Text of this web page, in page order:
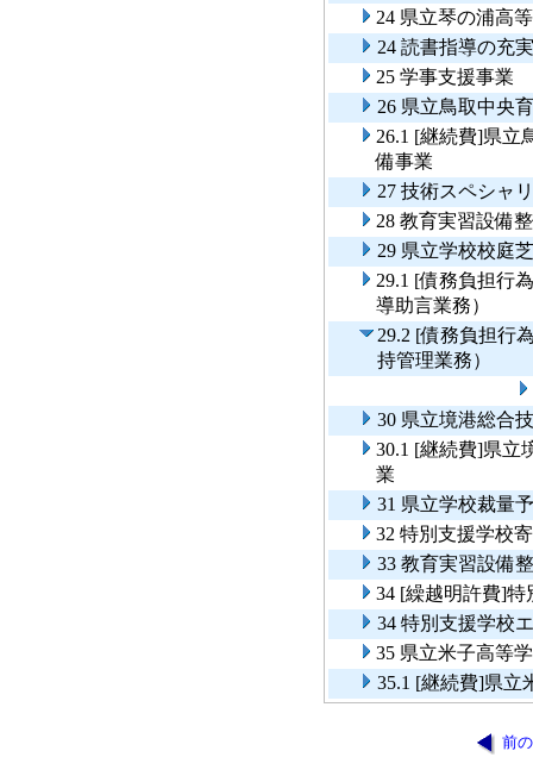
24 県立琴の浦高
24 読書指導の充
25 学事支援事業
26 県立鳥取中央
26.1 [継続費]県立
備事業
27 技術スペシャ
28 教育実習設備
29 県立学校校庭
29.1 [債務負担行
導助言業務）
29.2 [債務負担行
持管理業務）
30 県立境港総合
30.1 [継続費]県立
業
31 県立学校裁量
32 特別支援学校
33 教育実習設備
34 [繰越明許費]
34 特別支援学校
35 県立米子高等
35.1 [継続費]県立
前